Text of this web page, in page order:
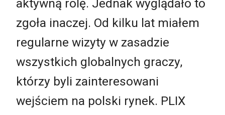
aktywną rolę. Jednak wyglądało to
zgoła inaczej. Od kilku lat miałem
regularne wizyty w zasadzie
wszystkich globalnych graczy,
którzy byli zainteresowani
wejściem na polski rynek. PLIX